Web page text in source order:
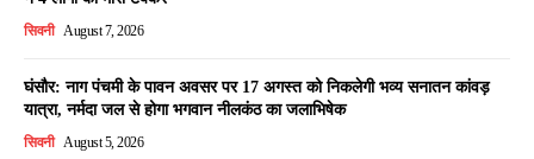
सिवनी August 7, 2026
घंसौर: नाग पंचमी के पावन अवसर पर 17 अगस्त को निकलेगी भव्य सनातन कांवड़
यात्रा, नर्मदा जल से होगा भगवान नीलकंठ का जलाभिषेक
सिवनी August 5, 2026